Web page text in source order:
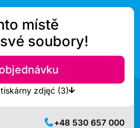
místě
své soubory!
Zobrazit nejbližší dostupné tiskárny zdjęć (3)
+48 530 657 000